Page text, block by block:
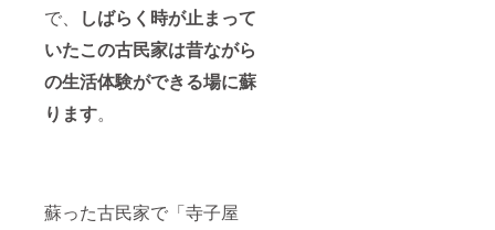
で、
しばらく時が止まって
いたこの古民家は昔ながら
の生活体験ができる場に蘇
ります。
蘇った古民家で「寺子屋